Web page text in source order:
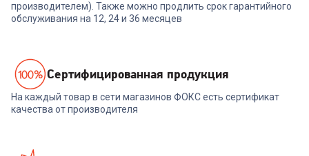
производителем). Также можно продлить срок гарантийного
обслуживания на 12, 24 и 36 месяцев
Cертифицированная продукция
На каждый товар в сети магазинов ФОКС есть сертификат
качества от производителя